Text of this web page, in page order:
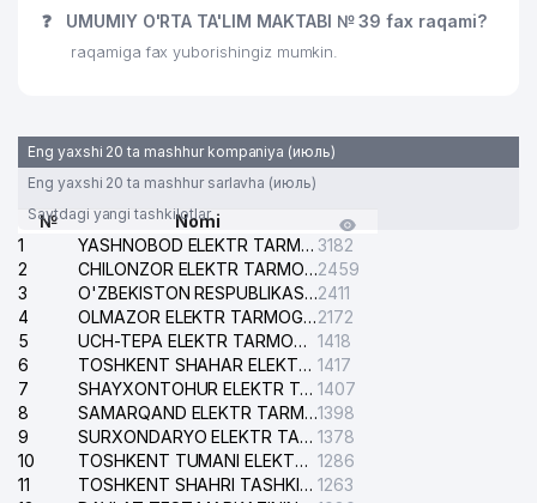
❓ UMUMIY O'RTA TA'LIM MAKTABI № 39 fax raqami?
raqamiga fax yuborishingiz mumkin.
Eng yaxshi 20 ta mashhur kompaniya (июль)
Eng yaxshi 20 ta mashhur sarlavha (июль)
Saytdagi yangi tashkilotlar
№
Nomi
1
YASHNOBOD ELEKTR TARMOG'I NOSOZLIKLARI XIZMATI 3182
2
CHILONZOR ELEKTR TARMOG'I NOSOZLIK XIZMATI2459
3
O'ZBEKISTON RESPUBLIKASI BOSH PROKURATURASI ISHONCH TELEFONI2411
4
OLMAZOR ELEKTR TARMOG'I NOSOZLIKLARI XIZMATI2172
5
UCH-TEPA ELEKTR TARMOG'I NOSOZLIKLARI XIZMATI 1418
6
TOSHKENT SHAHAR ELEKTR TARMOQLARI KORXONASI AJ 1417
7
SHAYXONTOHUR ELEKTR TARMOG'I NOSOZLIKLARINI TUZATISH XIZMATI 1407
8
SAMARQAND ELEKTR TARMOQLARI AJ1398
9
SURXONDARYO ELEKTR TARMOQLARI AJ 1378
10
TOSHKENT TUMANI ELEKTR TARMOG'I AVARIYA XIZMATI 1286
11
TOSHKENT SHAHRI TASHKILOT TELEFONLARI HAQIDA MA'LUMOT BYUROSI 1263